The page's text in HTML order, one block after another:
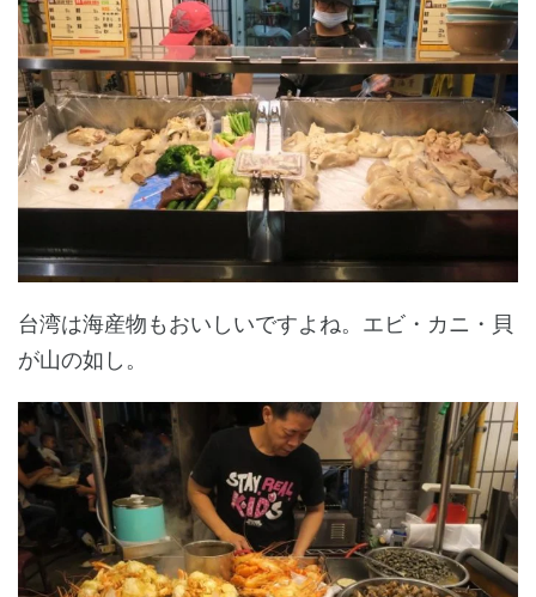
台湾は海産物もおいしいですよね。エビ・カニ・貝
が山の如し。